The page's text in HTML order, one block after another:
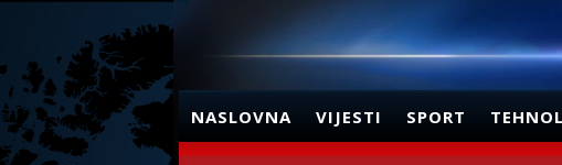
NASLOVNA VIJESTI SPORT